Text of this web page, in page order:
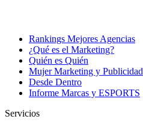
Rankings Mejores Agencias
¿Qué es el Marketing?
Quién es Quién
Mujer Marketing y Publicidad
Desde Dentro
Informe Marcas y ESPORTS
Servicios